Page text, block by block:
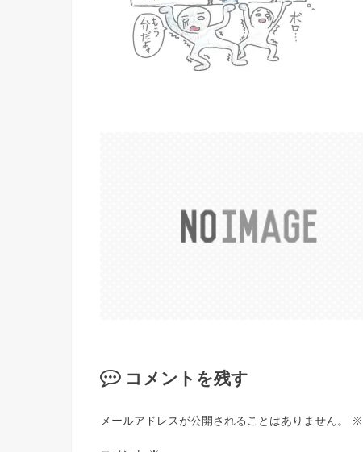
コメントを残す
メールアドレスが公開されることはありません。 ※